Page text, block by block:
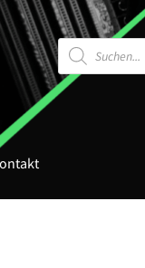
Products
search